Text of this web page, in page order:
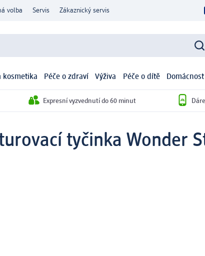
volba Servis Zákaznický servis
kosmetika Péče o zdraví Výživa Péče o dítě Domácnost
Expresní vyzvednutí do 60 minut
tyčinka Wonder